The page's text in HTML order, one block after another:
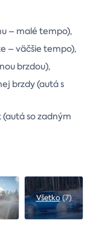
– malé tempo),
– väčšie tempo),
brzdou),
brzdy (autá s
so zadným
Všetko(7)